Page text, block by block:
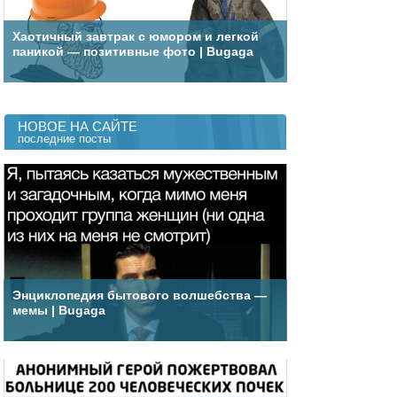
Хаотичный завтрак с юмором и легкой
паникой — позитивные фото | Bugaga
НОВОЕ НА САЙТЕ
последние посты
Энциклопедия бытового волшебства —
мемы | Bugaga